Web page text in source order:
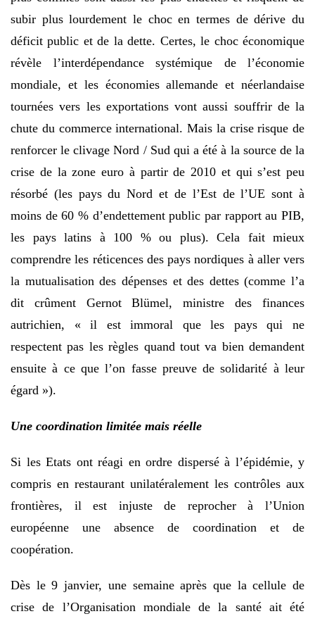
subir plus lourdement le choc en termes de dérive du
déficit public et de la dette. Certes, le choc économique
révèle l’interdépendance systémique de l’économie
mondiale, et les économies allemande et néerlandaise
tournées vers les exportations vont aussi souffrir de la
chute du commerce international. Mais la crise risque de
renforcer le clivage Nord / Sud qui a été à la source de la
crise de la zone euro à partir de 2010 et qui s’est peu
résorbé (les pays du Nord et de l’Est de l’UE sont à
moins de 60 % d’endettement public par rapport au PIB,
les pays latins à 100 % ou plus). Cela fait mieux
comprendre les réticences des pays nordiques à aller vers
la mutualisation des dépenses et des dettes (comme l’a
dit crûment Gernot Blümel, ministre des finances
autrichien, « il est immoral que les pays qui ne
respectent pas les règles quand tout va bien demandent
ensuite à ce que l’on fasse preuve de solidarité à leur
égard »).
Une coordination limitée mais réelle
Si les Etats ont réagi en ordre dispersé à l’épidémie, y
compris en restaurant unilatéralement les contrôles aux
frontières, il est injuste de reprocher à l’Union
européenne une absence de coordination et de
coopération.
Dès le 9 janvier, une semaine après que la cellule de
crise de l’Organisation mondiale de la santé ait été